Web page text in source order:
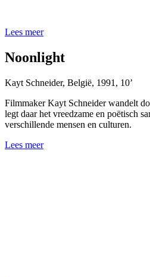
Lees meer
Noonlight
Kayt Schneider, België, 1991 , 10’
Filmmaker Kayt Schneider wandelt
legt daar het vreedzame en poëtisch
verschillende mensen en culturen.
Lees meer